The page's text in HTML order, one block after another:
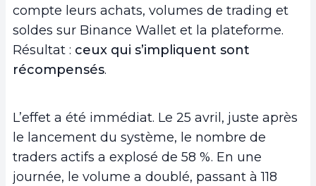
compte leurs achats, volumes de trading et
soldes sur Binance Wallet et la plateforme.
Résultat : ceux qui s’impliquent sont
récompensés.
L’effet a été immédiat. Le 25 avril, juste après
le lancement du système, le nombre de
traders actifs a explosé de 58 %. En une
journée, le volume a doublé, passant à 118